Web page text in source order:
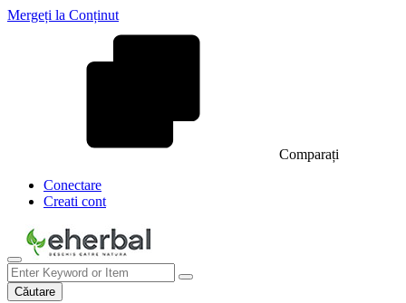
Mergeți la Conținut
Comparați
Conectare
Creati cont
Căutare